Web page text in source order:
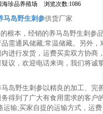
海珍品养殖场 浏览次数:1086
马岛野生刺参供货厂家
根本，经销的养马岛野生刺参
需通风储藏;常温储藏。另外，
进行发货，运费买卖双方协商
议，欢迎电话来询，我们将诚
岛野生刺参以精良的加工、完
得到了广大有食用需求的客户
输;买家自提的运输方式，运费